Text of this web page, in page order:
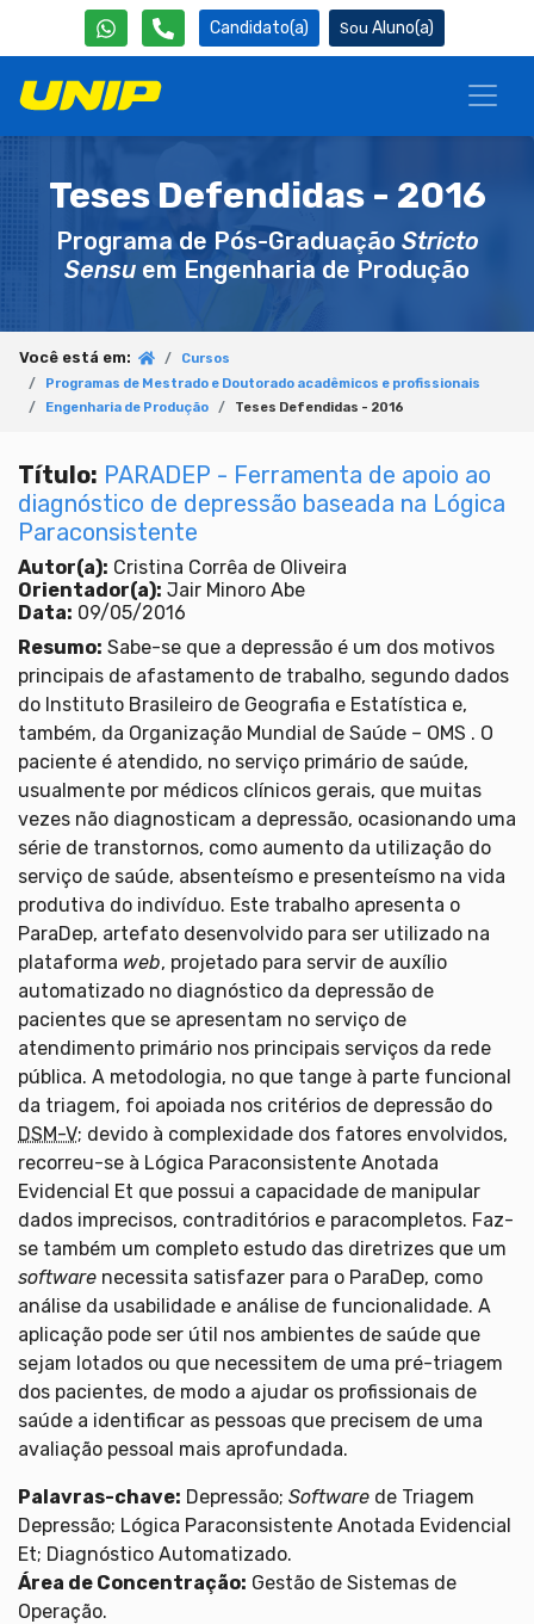
Candidato(a) Aluno(a)
Teses Defendidas - 2016
Programa de Pós-Graduação Stricto
Sensu em Engenharia de Produção
Você está em:
Cursos
Programas de Mestrado e Doutorado acadêmicos e profissionais
Engenharia de Produção
Teses Defendidas - 2016
Título: PARADEP - Ferramenta de apoio ao
diagnóstico de depressão baseada na Lógica
Paraconsistente
Autor(a): Cristina Corrêa de Oliveira
Orientador(a): Jair Minoro Abe
Data: 09/05/2016
Resumo: Sabe-se que a depressão é um dos motivos
principais de afastamento de trabalho, segundo dados
do Instituto Brasileiro de Geografia e Estatística e,
também, da Organização Mundial de Saúde – OMS . O
paciente é atendido, no serviço primário de saúde,
usualmente por médicos clínicos gerais, que muitas
vezes não diagnosticam a depressão, ocasionando uma
série de transtornos, como aumento da utilização do
serviço de saúde, absenteísmo e presenteísmo na vida
produtiva do indivíduo. Este trabalho apresenta o
ParaDep, artefato desenvolvido para ser utilizado na
plataforma web, projetado para servir de auxílio
automatizado no diagnóstico da depressão de
pacientes que se apresentam no serviço de
atendimento primário nos principais serviços da rede
pública. A metodologia, no que tange à parte funcional
da triagem, foi apoiada nos critérios de depressão do
DSM-V; devido à complexidade dos fatores envolvidos,
recorreu-se à Lógica Paraconsistente Anotada
Evidencial Et que possui a capacidade de manipular
dados imprecisos, contraditórios e paracompletos. Faz-
se também um completo estudo das diretrizes que um
software necessita satisfazer para o ParaDep, como
análise da usabilidade e análise de funcionalidade. A
aplicação pode ser útil nos ambientes de saúde que
sejam lotados ou que necessitem de uma pré-triagem
dos pacientes, de modo a ajudar os profissionais de
saúde a identificar as pessoas que precisem de uma
avaliação pessoal mais aprofundada.
Palavras-chave: Depressão; Software de Triagem
Depressão; Lógica Paraconsistente Anotada Evidencial
Et; Diagnóstico Automatizado.
Área de Concentração: Gestão de Sistemas de
Operação.